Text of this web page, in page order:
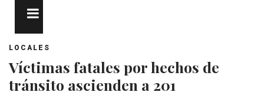
LOCALES
Víctimas fatales por hechos de
tránsito ascienden a 201